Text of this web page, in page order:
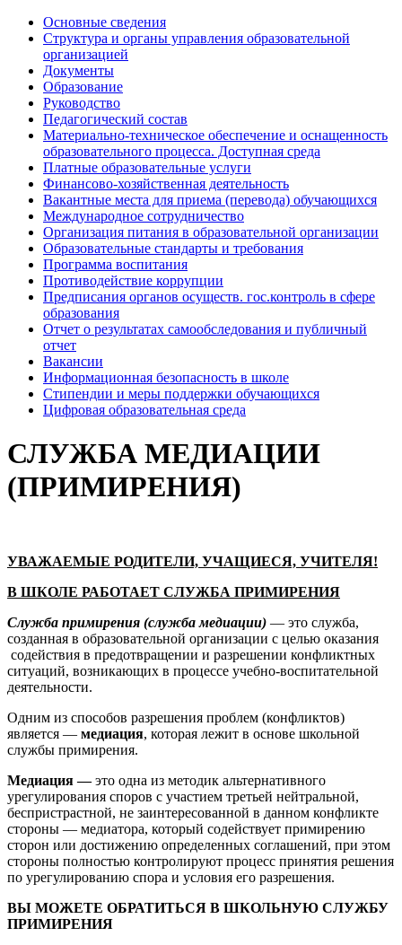
Основные сведения
Структура и органы управления образовательной
организацией
Документы
Образование
Руководство
Педагогический состав
Материально-техническое обеспечение и оснащенность
образовательного процесса. Доступная среда
Платные образовательные услуги
Финансово-хозяйственная деятельность
Вакантные места для приема (перевода) обучающихся
Международное сотрудничество
Организация питания в образовательной организации
Образовательные стандарты и требования
Программа воспитания
Противодействие коррупции
Предписания органов осуществ. гос.контроль в сфере
образования
Отчет о результатах самообследования и публичный
отчет
Вакансии
Информационная безопасность в школе
Стипендии и меры поддержки обучающихся
Цифровая образовательная среда
СЛУЖБА МЕДИАЦИИ
(ПРИМИРЕНИЯ)
УВАЖАЕМЫЕ РОДИТЕЛИ, УЧАЩИЕСЯ, УЧИТЕЛЯ!
В ШКОЛЕ РАБОТАЕТ СЛУЖБА ПРИМИРЕНИЯ
Служба примирения (служба медиации) — это служба,
созданная в образовательной организации с целью оказания
содействия в предотвращении и разрешении конфликтных
ситуаций, возникающих в процессе учебно-воспитательной
деятельности.
Одним из способов разрешения проблем (конфликтов)
является — медиация, которая лежит в основе школьной
службы примирения.
Медиация —это одна из методик альтернативного
урегулирования споров с участием третьей нейтральной,
беспристрастной, не заинтересованной в данном конфликте
стороны — медиатора, который содействует примирению
сторон или достижению определенных соглашений, при этом
стороны полностью контролируют процесс принятия решения
по урегулированию спора и условия его разрешения.
ВЫ МОЖЕТЕ ОБРАТИТЬСЯ В ШКОЛЬНУЮ СЛУЖБУ
ПРИМИРЕНИЯ